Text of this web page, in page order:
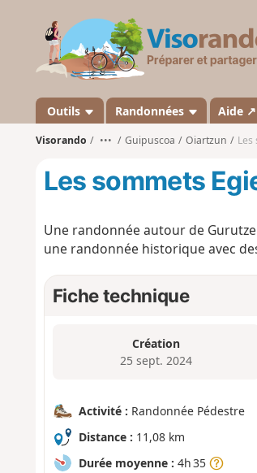
Outils Randonnées Aide ↗
Visorando ••• Guipuscoa Oiartzun
Les sommets
Une randonnée autour de
une randonnée historique avec
Fiche technique
Création
25 sept. 2024
Activité : Randonnée Pédestre
Distance : 11,08 km
Durée moyenne : 4h 35